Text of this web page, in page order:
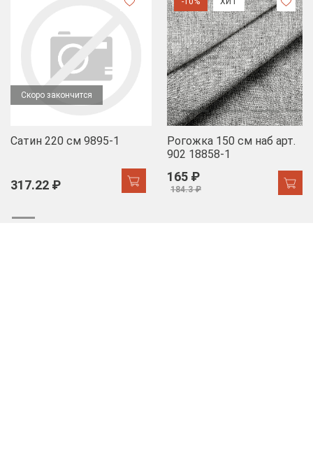
Скоро закончится
Сатин 220 см 9895-1
317.22 ₽
Рогожка 150 см наб арт.
902 18858-1
165 ₽
184.3 ₽